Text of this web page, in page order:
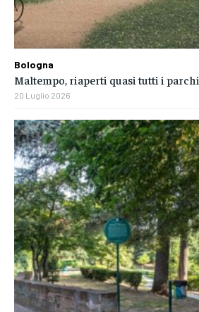
Bologna
Maltempo, riaperti quasi tutti i parchi
20 Luglio 2026